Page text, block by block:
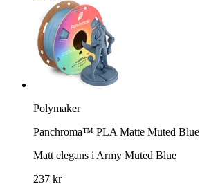
Polymaker
Panchroma™ PLA Matte Muted Blue
Matt elegans i Army Muted Blue
237 kr